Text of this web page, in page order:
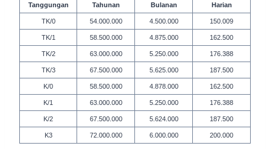
Tanggungan
Tahunan
Bulanan
Harian
TK/0 54.000.000 4.500.000 150.009
TK/1 58.500.000 4.875.000 162.500
TK/2 63.000.000 5.250.000 176.388
TK/3 67.500.000 5.625.000 187.500
K/0 58.500.000 4.878.000 162.500
K/1 63.000.000 5.250.000 176.388
K/2 67.500.000 5.624.000 187.500
K3 72.000.000 6.000.000 200.000